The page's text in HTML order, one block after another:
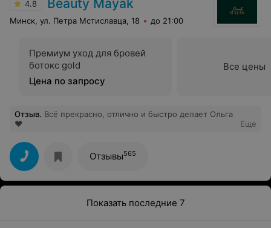
4.8 Beauty Mayak
Минск, ул. Петра Мстиславца, 18 до 21:00
Премиум уход для бровей
ботокс gold
Цена по запросу
Все цены
Отзыв. Всё прекрасно, отлично и быстро делает Ольга
❤️
Еще
Отзывы565
Показать последние 7